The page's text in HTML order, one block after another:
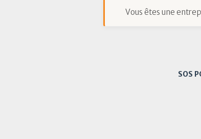
Vous êtes une
SOS